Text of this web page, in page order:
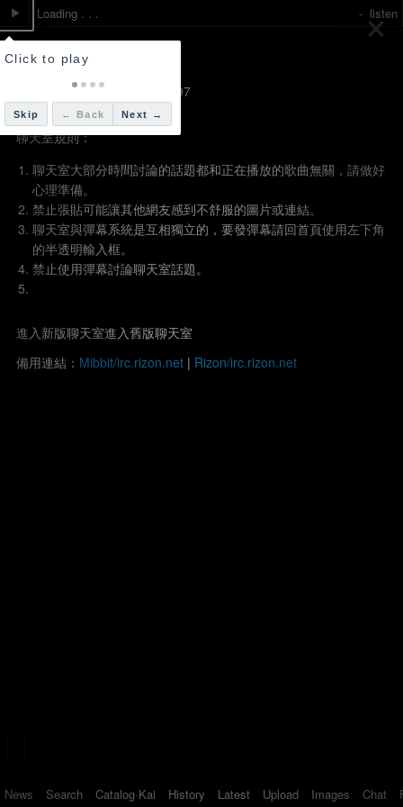
play
Loading . . . - listen
IRC Server:irc.rizon.net
6660-6670, 7000, +6697
Encoding:UTF-8
聊天室規則：
聊天室大部分時間討論的話題都和正在播放的歌曲無關，請做好
心理準備。
禁止張貼可能讓其他網友感到不舒服的圖片或連結。
聊天室與彈幕系統是互相獨立的，要發彈幕請回首頁使用左下角
的半透明輸入框。
禁止使用彈幕討論聊天室話題。
進入新版聊天室進入舊版聊天室
備用連結： Mibbit/irc.rizon.net | Rizon/irc.rizon.net
News Search Catalog·Kai History Latest Upload Images Chat
Skip ← Back Next →